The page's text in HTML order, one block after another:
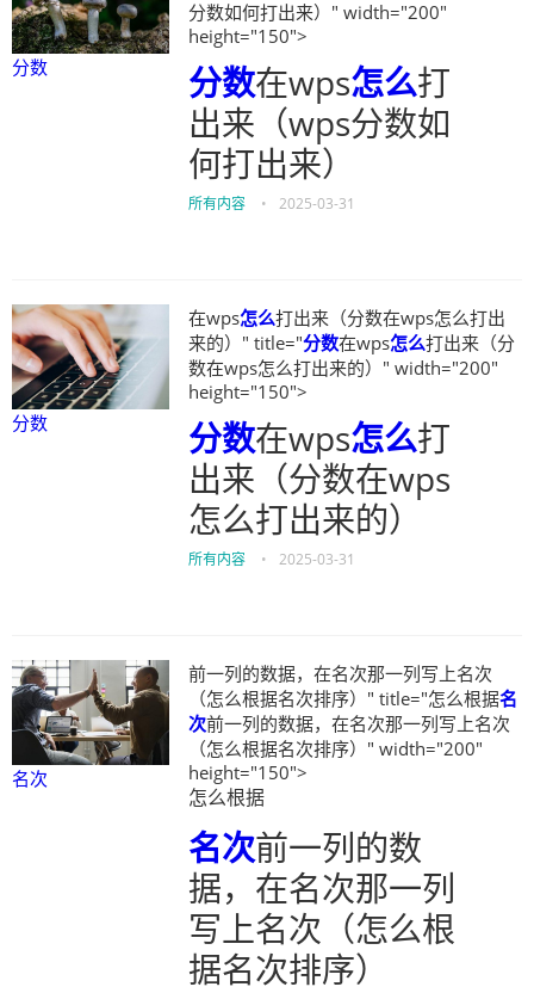
分数
分数如何打出来）" width="200"
height="150">
分数在wps怎么打
出来（wps分数如
何打出来）
所有内容 • 2025-03-31
分数
在wps怎么打出来（分数在wps怎么打出
来的）" title="分数在wps怎么打出来（分
数在wps怎么打出来的）" width="200"
height="150">
分数在wps怎么打
出来（分数在wps
怎么打出来的）
所有内容 • 2025-03-31
名次
前一列的数据，在名次那一列写上名次
（怎么根据名次排序）" title="怎么根据名
次前一列的数据，在名次那一列写上名次
（怎么根据名次排序）" width="200"
height="150">
怎么根据
名次前一列的数
据，在名次那一列
写上名次（怎么根
据名次排序）